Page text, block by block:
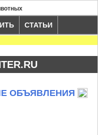
СТАТЬИ
ОБЪЯВЛЕНИЯ